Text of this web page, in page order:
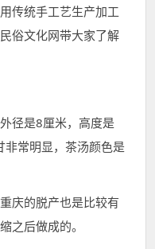
传统手工艺生产加工
俗文化网带大家了解
径是8厘米，高度是
非常明显，茶汤颜色是
庆的脱产也是比较有
之后做成的。